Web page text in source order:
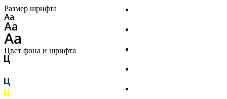
Размер шрифта
Цвет фона и шрифта